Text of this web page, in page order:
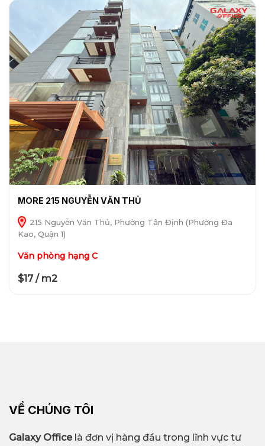
MORE 215 NGUYỄN VĂN THỦ
215 Nguyễn Văn Thủ, Phường Tân Định (Phường Đa
Kao, Quận 1)
Văn phòng hạng C
$17 / m2
VỀ CHÚNG TÔI
Galaxy Officelà đơn vị hàng đầu trong lĩnh vực tư